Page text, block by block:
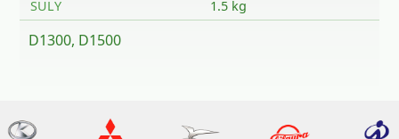
SÚLY 1.5 kg
D1300, D1500